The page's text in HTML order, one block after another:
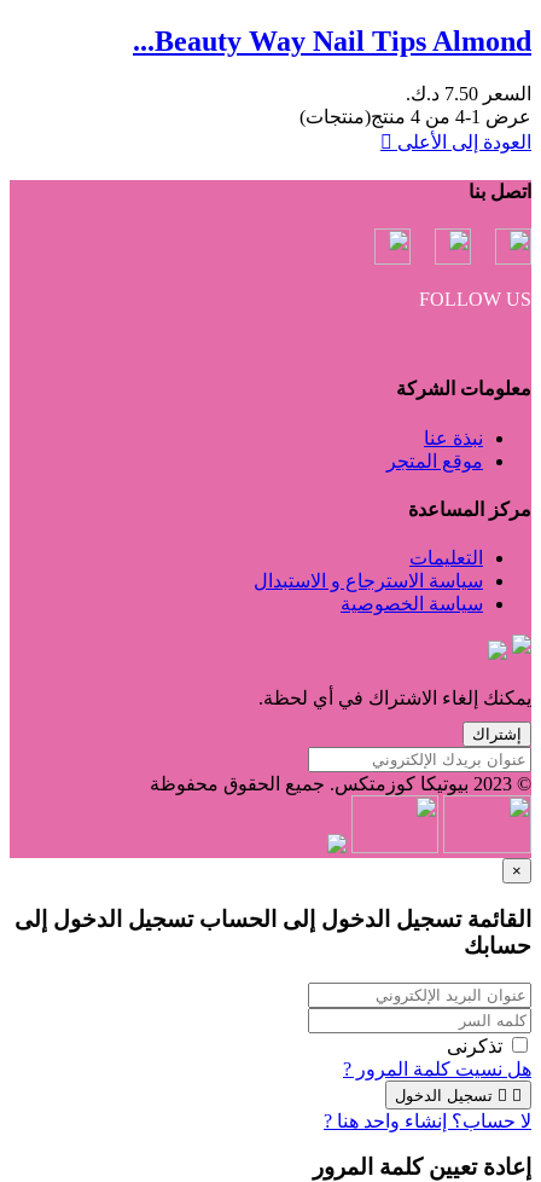
Beauty Way Nail Tips Almond...
السعر 7.50 د.ك.‏
عرض 1-4 من 4 منتج(منتجات)
العودة إلى الأعلى 
اتصل بنا
FOLLOW US
معلومات الشركة
نبذة عنا
موقع المتجر
مركز المساعدة
التعليمات
سياسة الاسترجاع و الاستبدال
سياسة الخصوصية
يمكنك إلغاء الاشتراك في أي لحظة.
إشتراك
© 2023 بيوتيكا كوزمتكس. جميع الحقوق محفوظة
×
القائمة تسجيل الدخول إلى الحسابتسجيل الدخول إلى
حسابك
تذكرنى
هل نسيت كلمة المرور ?
  تسجيل الدخول
لا حساب؟ إنشاء واحد هنا ?
إعادة تعيين كلمة المرور